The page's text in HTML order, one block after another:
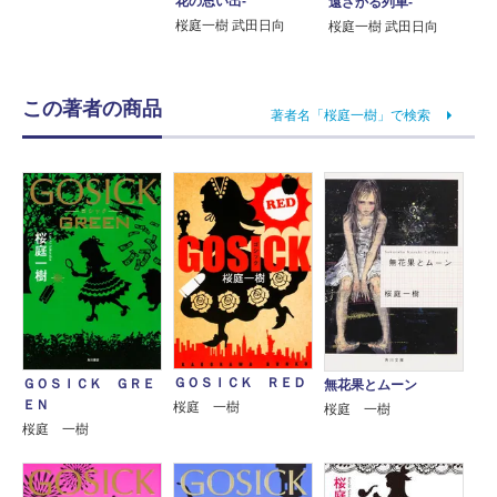
桜庭一樹 武田日向
桜庭一樹 武田日向
この著者の商品 著者名「桜庭一樹」で検索
ＧＯＳＩＣＫ ＧＲＥ
ＥＮ
桜庭 一樹
ＧＯＳＩＣＫ ＲＥＤ
桜庭 一樹
無花果とムーン
桜庭 一樹